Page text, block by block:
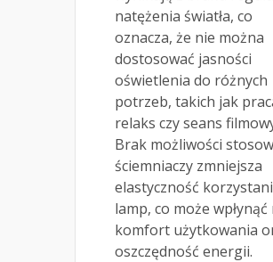
natężenia światła, co
oznacza, że nie można
dostosować jasności
oświetlenia do różnych
potrzeb, takich jak
relaks czy seans
Brak możliwości
ściemniaczy zmniejsza
elastyczność
lamp, co może wpłynąć
komfort użytkowania
oszczędność energii.